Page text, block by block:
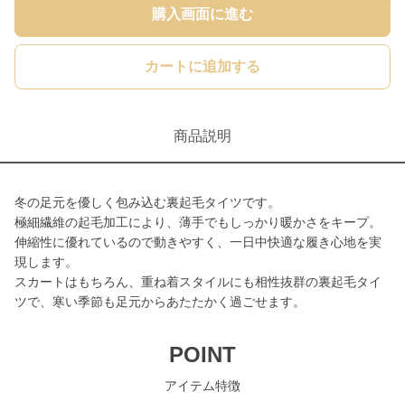
購入画面に進む
カートに追加する
商品説明
冬の足元を優しく包み込む裏起毛タイツです。
極細繊維の起毛加工により、薄手でもしっかり暖かさをキープ。
伸縮性に優れているので動きやすく、一日中快適な履き心地を実
現します。
スカートはもちろん、重ね着スタイルにも相性抜群の裏起毛タイ
ツで、寒い季節も足元からあたたかく過ごせます。
POINT
アイテム特徴